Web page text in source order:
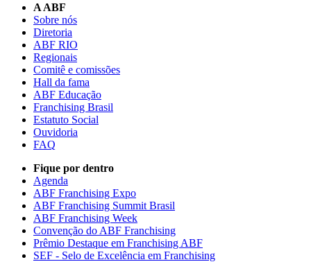
A ABF
Sobre nós
Diretoria
ABF RIO
Regionais
Comitê e comissões
Hall da fama
ABF Educação
Franchising Brasil
Estatuto Social
Ouvidoria
FAQ
Fique por dentro
Agenda
ABF Franchising Expo
ABF Franchising Summit Brasil
ABF Franchising Week
Convenção do ABF Franchising
Prêmio Destaque em Franchising ABF
SEF - Selo de Excelência em Franchising